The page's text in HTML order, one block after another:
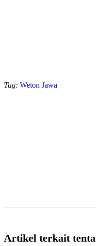
Tag: Weton Jawa
Artikel terkait